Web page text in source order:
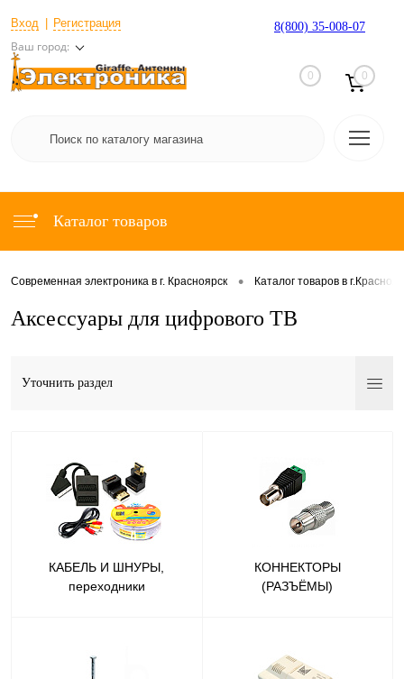
Вход Регистрация
Ваш город:
8(800) 35-008-07
0 0
Каталог товаров
Современная электроника в г. Красноярск • Каталог товаров в
Аксессуары для цифрового ТВ
Уточнить раздел
КАБЕЛЬ И ШНУРЫ,
переходники
КОННЕКТОРЫ
(РАЗЪЁМЫ)